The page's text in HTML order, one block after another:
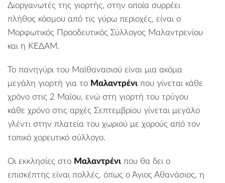
Διοργανωτές της γιορτής, στην οποία συρρέει
πλήθος κόσμου από τις γύρω περιοχές, είναι ο
Μορφωτικός Προοδευτικός Σύλλογος Μαλαντρενίου
και η ΚΕΔΑΜ.
Το πανηγύρι του Μαϊθανασιού είναι μια ακόμα
μεγάλη γιορτή για το Μαλαντρένι που γίνεται κάθε
χρόνο στις 2 Μαϊου, ενώ στη γιορτή του τρύγου
κάθε χρόνο στις αρχές Σεπτεμβρίου γίνεται μεγάλο
γλέντι στην πλατεία του χωριού με χορούς από τον
τοπικό χορευτικό σύλλογο.
Οι εκκλησίες στο Μαλαντρένι που θα δει ο
επισκέπτης είναι πολλές, όπως ο Άγιος Αθανάσιος, η